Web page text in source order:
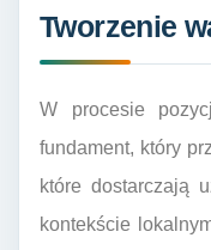
Tworzenie
W procesie
fundament, który
które dostarczają
kontekście